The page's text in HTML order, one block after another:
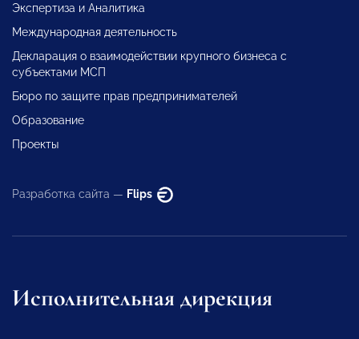
Экспертиза и Аналитика
Международная деятельность
Декларация о взаимодействии крупного бизнеса с
субъектами МСП
Бюро по защите прав предпринимателей
Образование
Проекты
Разработка сайта — Flips
Исполнительная дирекция